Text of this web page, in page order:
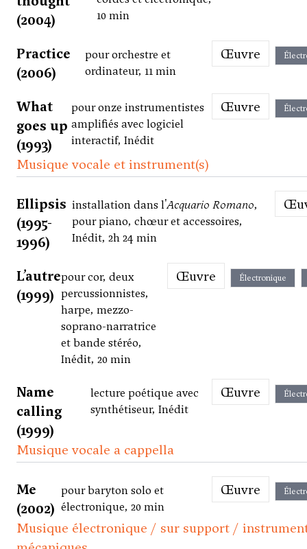
(2004)
10 min
Practice
(2006)
pour orchestre et
ordinateur, 11 min
Œuvre
What
goes up
(1993)
pour onze instrumentistes
amplifiés avec logiciel
interactif, Inédit
Œuvre
Musique vocale et instrument(s)
Ellipsis
(1995-
1996)
installation dans l'Acquario Romano,
pour piano, chœur et accessoires,
Inédit, 2h 24 min
L’autre
(1999)
pour cor, deux
percussionnistes,
harpe, mezzo-
soprano-narratrice
et bande stéréo,
Inédit, 20 min
Œuvre Électronique
Name
calling
(1999)
lecture poétique avec
synthétiseur, Inédit
Œuvre
Musique vocale a cappella
Me
(2002)
pour baryton solo et
électronique, 20 min
Œuvre
Musique électronique / sur support /